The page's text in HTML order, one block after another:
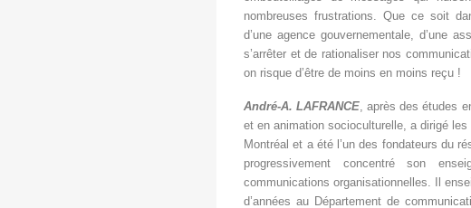
nombreuses frustrations. Que ce soit
d’une agence gouvernementale, d’une
s’arrêter et de rationaliser nos
on risque d’être de moins en moins reçu !
André-A. LAFRANCE, après des études
et en animation socioculturelle, a dirigé
Montréal et a été l’un des fondateurs du
progressivement concentré son
communications organisationnelles. Il
d’années au Département de